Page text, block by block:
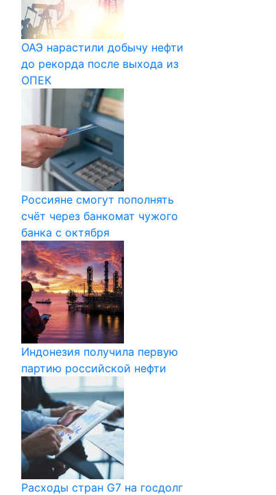
ОАЭ нарастили добычу нефти
до рекорда после выхода из
ОПЕК
Россияне смогут пополнять
счёт через банкомат чужого
банка с октября
Индонезия получила первую
партию российской нефти
Расходы стран G7 на госдолг